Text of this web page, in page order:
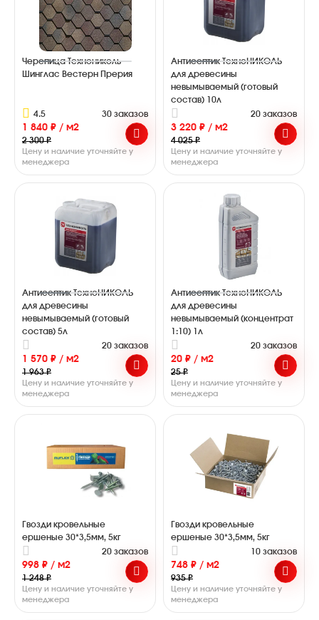
Черепица Технониколь
Шинглас Вестерн Прерия
4.5 30 заказов
1 840 ₽ / м2
2 300 ₽
Цену и наличие уточняйте у
менеджера
Антисептик ТехноНИКОЛЬ
для древесины
невымываемый (готовый
состав) 10л
20 заказов
3 220 ₽ / м2
4 025 ₽
Цену и наличие уточняйте у
менеджера
Антисептик ТехноНИКОЛЬ
для древесины
невымываемый (готовый
состав) 5л
20 заказов
1 570 ₽ / м2
1 963 ₽
Цену и наличие уточняйте у
менеджера
Антисептик ТехноНИКОЛЬ
для древесины
невымываемый (концентрат
1:10) 1л
20 заказов
20 ₽ / м2
25 ₽
Цену и наличие уточняйте у
менеджера
Гвозди кровельные
ершеные 30*3,5мм, 5кг
20 заказов
998 ₽ / м2
1 248 ₽
Цену и наличие уточняйте у
менеджера
Гвозди кровельные
ершеные 30*3,5мм, 5кг
10 заказов
748 ₽ / м2
935 ₽
Цену и наличие уточняйте у
менеджера